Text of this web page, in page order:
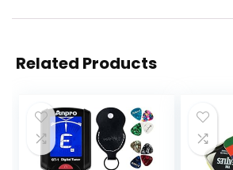
Related Products